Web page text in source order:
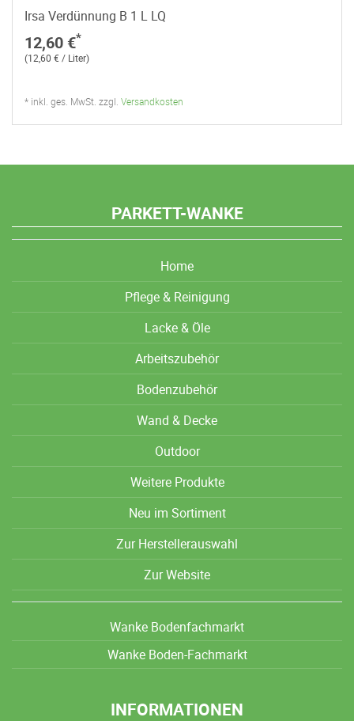
Irsa Verdünnung B 1 L LQ
12,60 €*
(12,60 € / Liter)
* inkl. ges. MwSt. zzgl. Versandkosten
PARKETT-WANKE
Home
Pflege & Reinigung
Lacke & Öle
Arbeitszubehör
Bodenzubehör
Wand & Decke
Outdoor
Weitere Produkte
Neu im Sortiment
Zur Herstellerauswahl
Zur Website
Wanke Bodenfachmarkt
Wanke Boden-Fachmarkt
INFORMATIONEN